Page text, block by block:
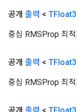
공개 출력 <
중심 RMSProp 최
공개 출력 <
중심 RMSProp 최